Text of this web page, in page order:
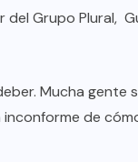
Grupo Plural,
Mucha gente
de